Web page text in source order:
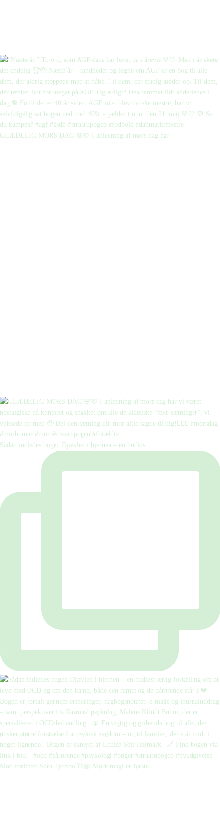
GLÆDELIG MORS DAG 🌸🩷 I anledning af mors dag har
Sådan indledes bogen Djævlen i hjernen – en hudløs
Mød forfatter Sara Ejersbo 👋🏼 Mørk magi er første